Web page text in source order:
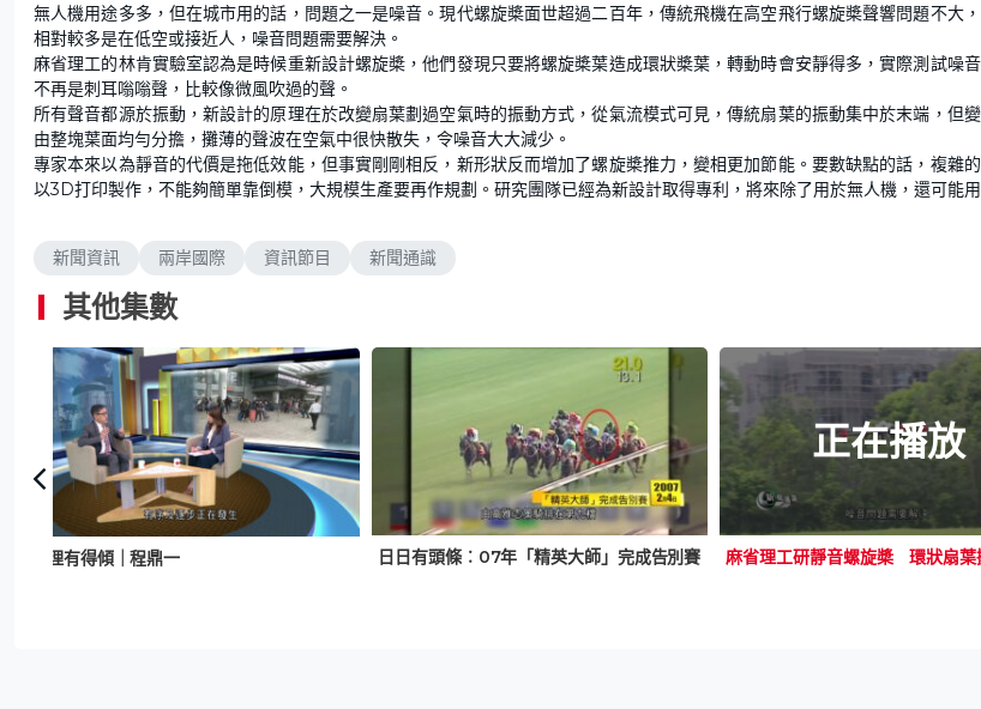
無人機用途多多，但在城市用的話，問題之一是噪音。現代螺旋槳面世超過二百年，傳統飛機在高空飛行螺旋槳聲響問題不大
相對較多是在低空或接近人，噪音問題需要解決。
麻省理工的林肯實驗室認為是時候重新設計螺旋槳，他們發現只要將螺旋槳葉造成環狀槳葉，轉動時會安靜得多，實際測試噪
不再是刺耳嗡嗡聲，比較像微風吹過的聲。
所有聲音都源於振動，新設計的原理在於改變扇葉劃過空氣時的振動方式，從氣流模式可見，傳統扇葉的振動集中於末端，但
由整塊葉面均勻分擔，攤薄的聲波在空氣中很快散失，令噪音大大減少。
專家本來以為靜音的代價是拖低效能，但事實剛剛相反，新形狀反而增加了螺旋槳推力，變相更加節能。要數缺點的話，複雜
以3D打印製作，不能夠簡單靠倒模，大規模生產要再作規劃。研究團隊已經為新設計取得專利，將來除了用於無人機，還可能
新聞資訊 兩岸國際 資訊節目 新聞通識
其他集數
有理有得傾｜程鼎一 日日有頭條︰07年「精英大師」完成告別賽
正在播放